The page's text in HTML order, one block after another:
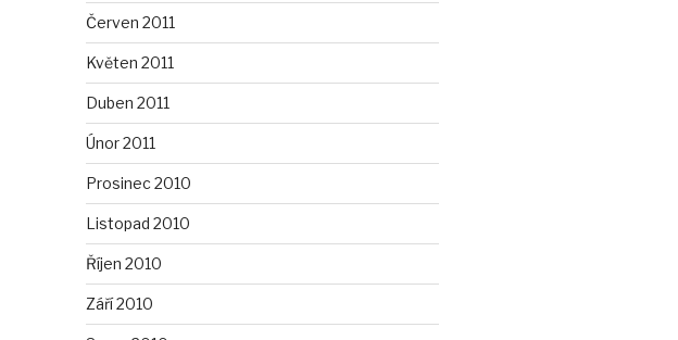
Červen 2011
Květen 2011
Duben 2011
Únor 2011
Prosinec 2010
Listopad 2010
Říjen 2010
Září 2010